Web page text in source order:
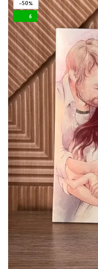
−50%
6